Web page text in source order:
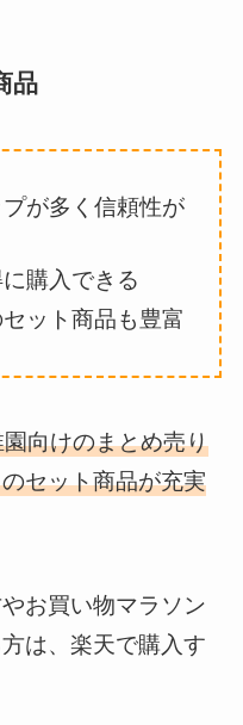
品
が多く信頼性が
購入できる
ット商品も豊富
向けのまとめ売り
セット商品が充実
お買い物マラソン
は、楽天で購入す